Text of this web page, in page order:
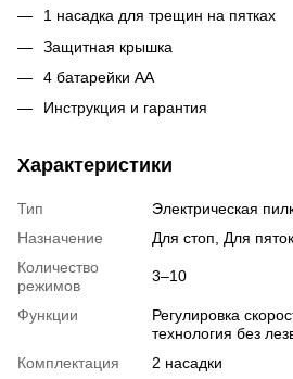
1 насадка для трещин на пятках
Защитная крышка
4 батарейки AA
Инструкция и гарантия
Характеристики
Тип
Электрическая
Назначение
Для стоп, Для
Количество
режимов
3–10
Функции
Регулировка
технология без
Комплектация
2 насадки